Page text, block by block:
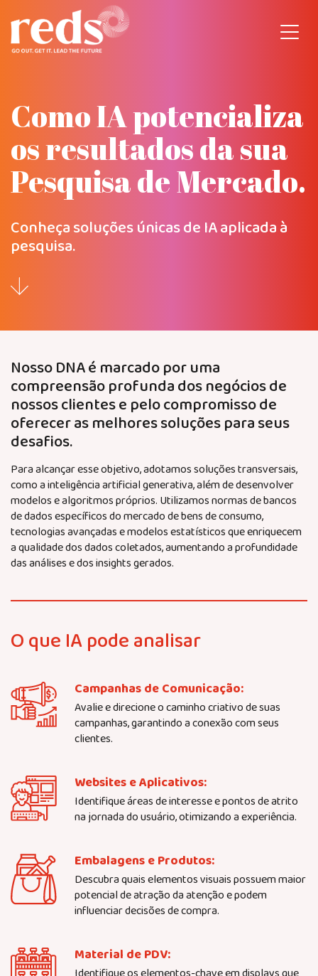
para
conteúdo
Como IApotencializa
osresultados da sua
Pesquisa de Mercado.
Conheça soluções únicas de IA aplicada à
pesquisa.
Nosso DNA é marcado por uma
compreensão profunda dos negócios de
nossos clientes e pelo compromisso de
oferecer as melhores soluções para seus
desafios.
Para alcançar esse objetivo, adotamos soluções transversais,
como a inteligência artificial generativa, além de desenvolver
modelos e algoritmos próprios. Utilizamos normas de bancos
de dados específicos do mercado de bens de consumo,
tecnologias avançadas e modelos estatísticos que enriquecem
a qualidade dos dados coletados, aumentando a profundidade
das análises e dos insights gerados.
O que IA pode analisar
Campanhas de Comunicação:
Avalie e direcione o caminho criativo de suas
campanhas, garantindo a conexão com seus
clientes.
Websites e Aplicativos:
Identifique áreas de interesse e pontos de atrito
na jornada do usuário, otimizando a experiência.
Embalagens e Produtos:
Descubra quais elementos visuais possuem maior
potencial de atração da atenção e podem
influenciar decisões de compra.
Material de PDV: